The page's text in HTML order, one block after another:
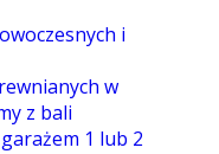
i
w
z bali
1 lub 2